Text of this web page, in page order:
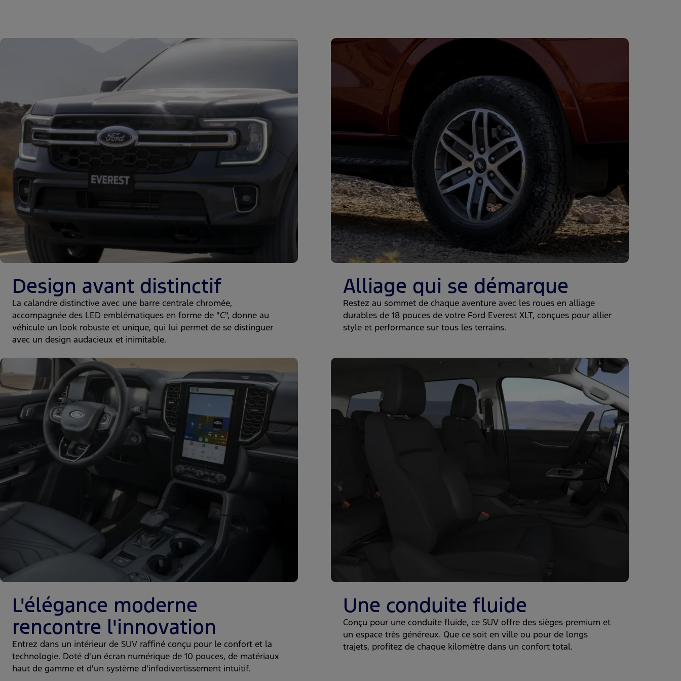
Design avant distinctif
La calandre distinctive avec une barre centrale chromée,
accompagnée des LED emblématiques en forme de "C", donne au
véhicule un look robuste et unique, qui lui permet de se distinguer
avec un design audacieux et inimitable.
Alliage qui se démarque
Restez au sommet de chaque aventure avec les roues en alliage
durables de 18 pouces de votre Ford Everest XLT, conçues pour allier
style et performance sur tous les terrains.
L'élégance moderne
rencontre l'innovation
Entrez dans un intérieur de SUV raffiné conçu pour le confort et la
technologie. Doté d'un écran numérique de 10 pouces, de matériaux
haut de gamme et d'un système d'infodivertissement intuitif.
Une conduite fluide
Conçu pour une conduite fluide, ce SUV offre des sièges premium et
un espace très généreux. Que ce soit en ville ou pour de longs
trajets, profitez de chaque kilomètre dans un confort total.